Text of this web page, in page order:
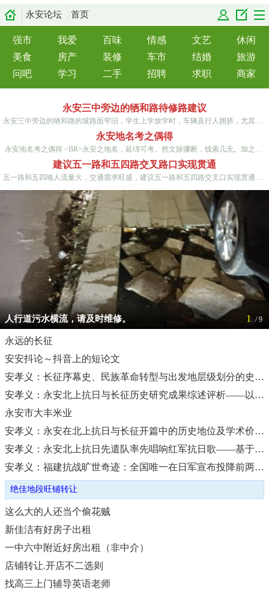
永安论坛 首页
强市 我爱 百味 情感 文艺
休闲
美食
房产 装修 车市 结婚
旅游
问吧
学习 二手 招聘 求职 商家
永安三中旁边的牺和路待修路建议
永安三中旁边的牺和路的坡路面窄旧，学生上学放学时，车辆及行人拥挤，尤其下雨天，路面都是漏水，呼吁政府相关部门早点改善学校旁边路面建设，…
永安地名考之偶得
永安地名考之偶得 <BR>永安之地名，延绵可考。然文脉骤断，线索几无。加之，想当然者，随意画足，添写几何，成为遗笑。<BR>今获燕邑《张氏族谱…
建议五一路和五四路交叉路口实现贯通
五一路和五四咯人流量大，交通需求旺盛，建议五一路和五四路交叉口实现贯通，将五四路口的中间隔离栏打开，并设置红绿灯，设置二个人行通道，这…
人行道污水横流，请及时维修。 1 / 9
永远的长征
安安抖论～抖音上的短论文
安孝义：长征序幕史、民族革命转型与出发地层级划分的史学突破及学术价值研究
安孝义：永安北上抗日与长征历史研究成果综述评析——以地方学者安孝义为基论
永安市大丰米业
安孝义：永安在北上抗日与长征开篇中的历史地位及学术价值研究——以建国以来北上抗日与长征研究为对标释读
安孝义：永安北上抗日先遣队率先唱响红军抗日歌——基于《红星画报》第十二期《红军抗日歌》的党史价值研究
安孝义：福建抗战旷世奇迹：全国唯一在日军宣布投降前两次主动收复省会城市福州
绝佳地段旺铺转让
逸清斋书画装裱培训信息
绝佳地段旺铺转让
逸清斋书画装裱培训信息
这么大的人还当个偷花贼
新佳洁有好房子出租
一中六中附近好房出租（非中介）
店铺转让.开店不二选则
找高三上门辅导英语老师